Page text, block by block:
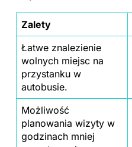
Zalety
Łatwe znalezienie
wolnych miejsc na
przystanku w
autobusie.
Możliwość
planowania wizyty w
godzinach mniej